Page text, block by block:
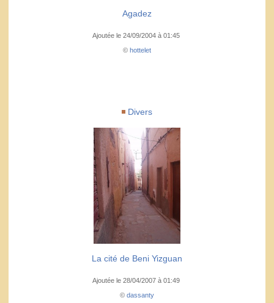
Agadez
Ajoutée le 24/09/2004 à 01:45
© hottelet
Divers
La cité de Beni Yizguan
Ajoutée le 28/04/2007 à 01:49
© dassanty